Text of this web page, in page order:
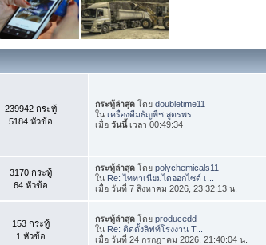
239942 กระทู้
5184 หัวข้อ
กระทู้ล่าสุด โดยdoubletime11
ในเครื่องดื่มธัญพืช สูตรพร...
เมื่อวันนี้เวลา 00:49:34
3170 กระทู้
64 หัวข้อ
กระทู้ล่าสุด โดยpolychemicals11
ใน Re: ไททาเนียมไดออกไซด์ เ...
เมื่อ วันที่ 7 สิงหาคม 2026, 23:32:13 น.
153 กระทู้
1 หัวข้อ
กระทู้ล่าสุด โดยproducedd
ใน Re: ติดตั้งลิฟท์โรงงาน T...
เมื่อ วันที่ 24 กรกฎาคม 2026, 21:40:04 น.